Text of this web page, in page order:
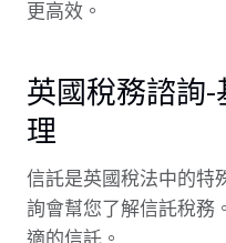
更高效。
英國稅務諮詢
理
信託是英國稅法中的特
詢會幫您了解信託稅務